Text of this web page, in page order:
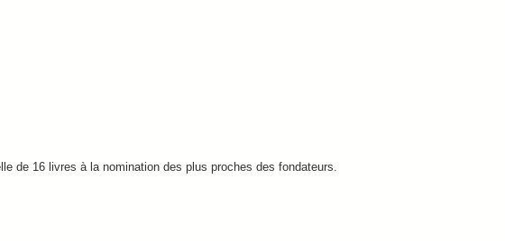
de 16 livres à la nomination des plus proches des fondateurs.